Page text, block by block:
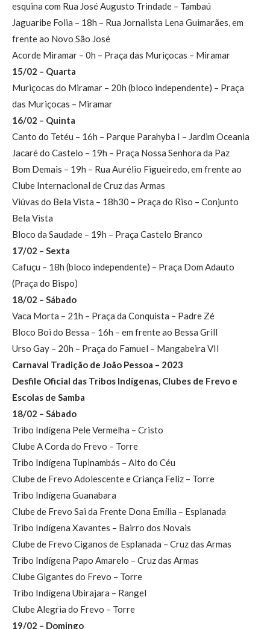
esquina com Rua José Augusto Trindade – Tambaú
Jaguaribe Folia – 18h – Rua Jornalista Lena Guimarães, em
frente ao Novo São José
Acorde Miramar – 0h – Praça das Muriçocas – Miramar
15/02 – Quarta
Muriçocas do Miramar – 20h (bloco independente) – Praça
das Muriçocas – Miramar
16/02 – Quinta
Canto do Tetéu – 16h – Parque Parahyba I – Jardim Oceania
Jacaré do Castelo – 19h – Praça Nossa Senhora da Paz
Bom Demais – 19h – Rua Aurélio Figueiredo, em frente ao
Clube Internacional de Cruz das Armas
Viúvas do Bela Vista – 18h30 – Praça do Riso – Conjunto
Bela Vista
Bloco da Saudade – 19h – Praça Castelo Branco
17/02 – Sexta
Cafuçu – 18h (bloco independente) – Praça Dom Adauto
(Praça do Bispo)
18/02 – Sábado
Vaca Morta – 21h – Praça da Conquista – Padre Zé
Bloco Boi do Bessa – 16h – em frente ao Bessa Grill
Urso Gay – 20h – Praça do Famuel – Mangabeira VII
Carnaval Tradição de João Pessoa – 2023
Desfile Oficial das Tribos Indígenas, Clubes de Frevo e
Escolas de Samba
18/02 – Sábado
Tribo Indígena Pele Vermelha – Cristo
Clube A Corda do Frevo – Torre
Tribo Indígena Tupinambás – Alto do Céu
Clube de Frevo Adolescente e Criança Feliz – Torre
Tribo Indígena Guanabara
Clube de Frevo Sai da Frente Dona Emília – Esplanada
Tribo Indígena Xavantes – Bairro dos Novais
Clube de Frevo Ciganos de Esplanada – Cruz das Armas
Tribo Indígena Papo Amarelo – Cruz das Armas
Clube Gigantes do Frevo – Torre
Tribo Indígena Ubirajara – Rangel
Clube Alegria do Frevo – Torre
19/02 – Domingo